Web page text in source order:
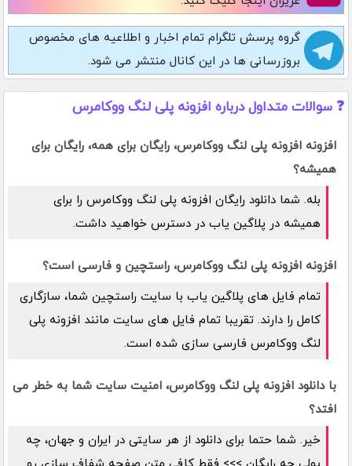
گروه پرسش تلگرام تمام اخبار و اطلاعیه های مخصوص
بروزرسانی ها در این کانال منتشر می شود.
❓ سوالات متداول درباره افزونه پلی لنگ ووکامرس
افزونه افزونه پلی لنگ ووکامرس، رایگان برای همه، رایگان برای
همیشه؟
بله. شما دانلود رایگان افزونه پلی لنگ ووکامرس را برای
همیشه در پلاگین یاب در دسترس خواهید داشت.
افزونه افزونه پلی لنگ ووکامرس، راستچین و فارسی است؟
تمام فایل های پلاگین یاب با سایت راستچین شما، سازگاری
کامل را دارند. تقریبا تمام فایل های سایت مانند افزونه پلی
لنگ ووکامرس فارسی سازی شده است.
با دانلود افزونه پلی لنگ ووکامرس، امنیت سایت شما به خطر می
افتد؟
خیر. شما حتما برای دانلود از هر سایتی در ایران و جهان، چه